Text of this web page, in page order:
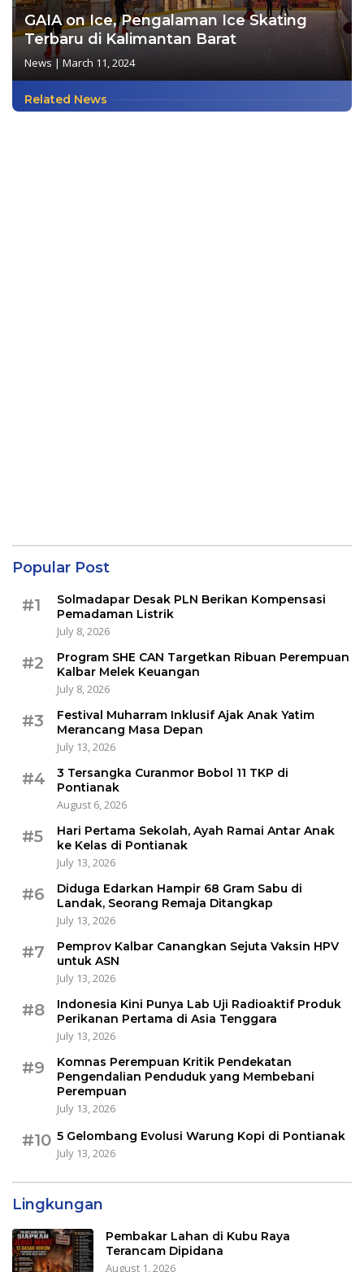
GAIA on Ice, Pengalaman Ice Skating
Terbaru di Kalimantan Barat
News | March 11, 2024
Related News
Popular Post
#1
Solmadapar Desak PLN Berikan Kompensasi
Pemadaman Listrik
July 8, 2026
#2
Program SHE CAN Targetkan Ribuan Perempuan
Kalbar Melek Keuangan
July 8, 2026
#3
Festival Muharram Inklusif Ajak Anak Yatim
Merancang Masa Depan
July 13, 2026
#4
3 Tersangka Curanmor Bobol 11 TKP di
Pontianak
August 6, 2026
#5
Hari Pertama Sekolah, Ayah Ramai Antar Anak
ke Kelas di Pontianak
July 13, 2026
#6
Diduga Edarkan Hampir 68 Gram Sabu di
Landak, Seorang Remaja Ditangkap
July 13, 2026
#7
Pemprov Kalbar Canangkan Sejuta Vaksin HPV
untuk ASN
July 13, 2026
#8
Indonesia Kini Punya Lab Uji Radioaktif Produk
Perikanan Pertama di Asia Tenggara
July 13, 2026
#9
Komnas Perempuan Kritik Pendekatan
Pengendalian Penduduk yang Membebani
Perempuan
July 13, 2026
#10 5 Gelombang Evolusi Warung Kopi di Pontianak
July 13, 2026
Lingkungan
Pembakar Lahan di Kubu Raya
Terancam Dipidana
August 1, 2026